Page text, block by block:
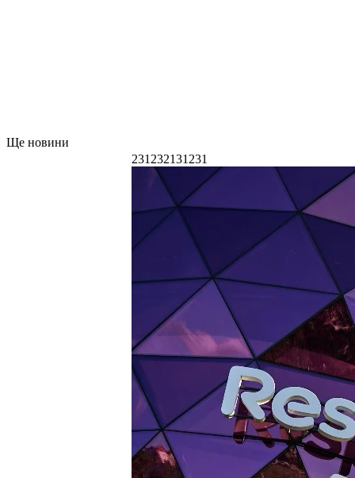
Ще новини
231232131231